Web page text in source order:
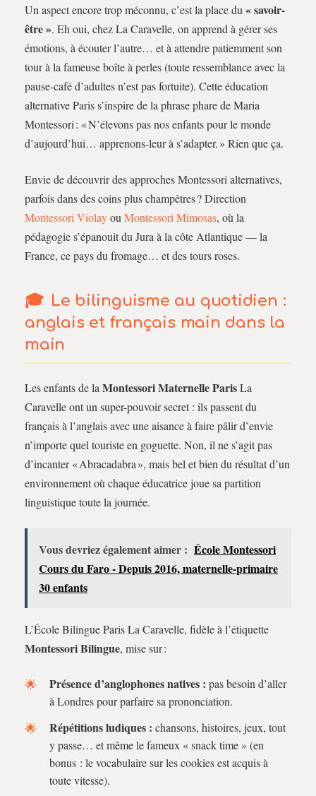
Un aspect encore trop méconnu, c’est la place du « savoir-
être ». Eh oui, chez La Caravelle, on apprend à gérer ses
émotions, à écouter l’autre… et à attendre patiemment son
tour à la fameuse boîte à perles (toute ressemblance avec la
pause-café d’adultes n’est pas fortuite). Cette éducation
alternative Paris s’inspire de la phrase phare de Maria
Montessori : « N’élevons pas nos enfants pour le monde
d’aujourd’hui… apprenons-leur à s’adapter. » Rien que ça.
Envie de découvrir des approches Montessori alternatives,
parfois dans des coins plus champêtres ? Direction
Montessori Violayou Montessori Mimosas, où la
pédagogie s’épanouit du Jura à la côte Atlantique — la
France, ce pays du fromage… et des tours roses.
Le bilinguisme au quotidien :
anglais et français main dans la
main
Les enfants de la Montessori Maternelle ParisLa
Caravelle ont un super-pouvoir secret : ils passent du
français à l’anglais avec une aisance à faire pâlir d’envie
n’importe quel touriste en goguette. Non, il ne s’agit pas
d’incanter « Abracadabra », mais bel et bien du résultat d’un
environnement où chaque éducatrice joue sa partition
linguistique toute la journée.
Vous devriez également aimer : École Montessori
Cours du Faro - Depuis 2016, maternelle-primaire
30 enfants
L’École Bilingue Paris La Caravelle, fidèle à l’étiquette
Montessori Bilingue, mise sur :
Présence d’anglophones natives : pas besoin d’aller
à Londres pour parfaire sa prononciation.
Répétitions ludiques : chansons, histoires, jeux, tout
y passe… et même le fameux « snack time » (en
bonus : le vocabulaire sur les cookies est acquis à
toute vitesse).